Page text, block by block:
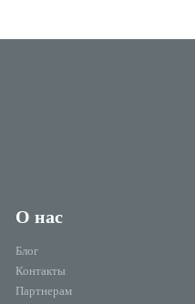
О нас
Блог
Контакты
Партнерам